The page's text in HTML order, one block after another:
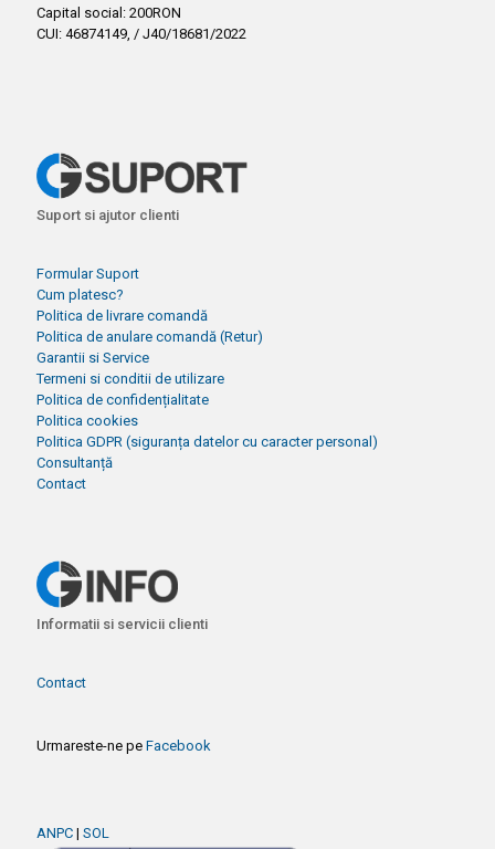
Capital social: 200RON
CUI: 46874149, / J40/18681/2022
Suport si ajutor clienti
Formular Suport
Cum platesc?
Politica de livrare comandă
Politica de anulare comandă (Retur)
Garantii si Service
Termeni si conditii de utilizare
Politica de confidențialitate
Politica cookies
Politica GDPR (siguranța datelor cu caracter personal)
Consultanță
Contact
Informatii si servicii clienti
Contact
Urmareste-ne pe Facebook
ANPC | SOL